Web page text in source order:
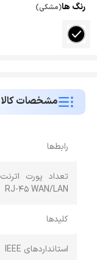
رنگ ها(مشکی)
مشخصات کالا
رابط‌‌ها
تعداد پورت اترنت
RJ-45 WAN/LAN
کلیدها
استانداردهای IEEE